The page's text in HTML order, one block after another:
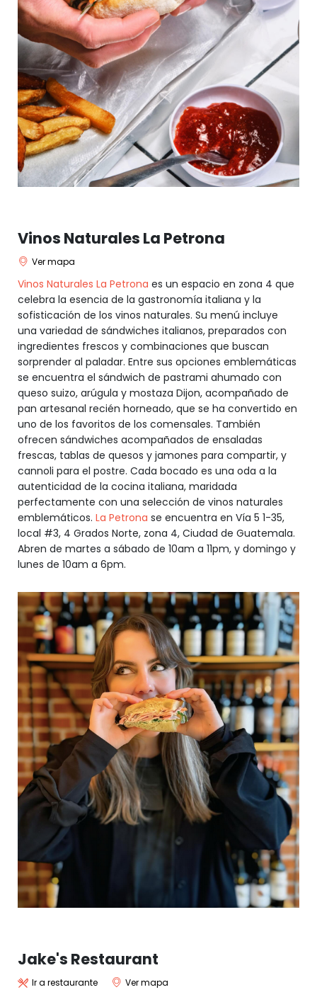
Vinos Naturales La Petrona
Ver mapa
Vinos Naturales La Petrona es un espacio en zona 4 que
celebra la esencia de la gastronomía italiana y la
sofisticación de los vinos naturales. Su menú incluye
una variedad de sándwiches italianos, preparados con
ingredientes frescos y combinaciones que buscan
sorprender al paladar. Entre sus opciones emblemáticas
se encuentra el sándwich de pastrami ahumado con
queso suizo, arúgula y mostaza Dijon, acompañado de
pan artesanal recién horneado, que se ha convertido en
uno de los favoritos de los comensales. También
ofrecen sándwiches acompañados de ensaladas
frescas, tablas de quesos y jamones para compartir, y
cannoli para el postre. Cada bocado es una oda a la
autenticidad de la cocina italiana, maridada
perfectamente con una selección de vinos naturales
emblemáticos. La Petrona se encuentra en Vía 5 1-35,
local #3, 4 Grados Norte, zona 4, Ciudad de Guatemala.
Abren de martes a sábado de 10am a 11pm, y domingo y
lunes de 10am a 6pm.
Jake's Restaurant
Ir a restaurante Ver mapa